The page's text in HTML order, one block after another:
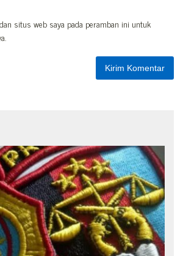
situs web saya pada peramban ini untuk